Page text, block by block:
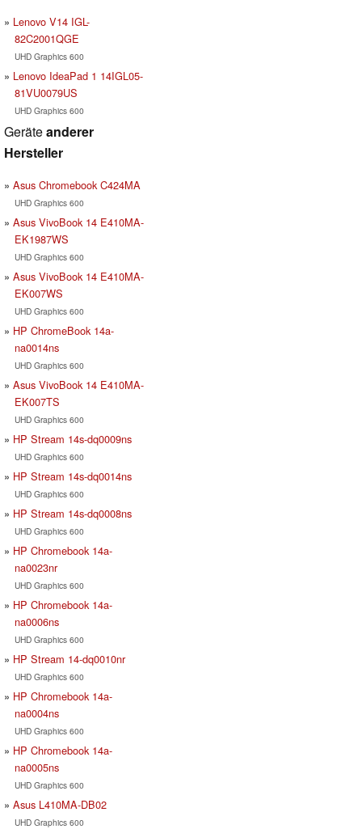
Lenovo V14 IGL-
82C2001QGE
UHD Graphics 600
Lenovo IdeaPad 1 14IGL05-
81VU0079US
UHD Graphics 600
Geräteanderer
Hersteller
Asus Chromebook C424MA
UHD Graphics 600
Asus VivoBook 14 E410MA-
EK1987WS
UHD Graphics 600
Asus VivoBook 14 E410MA-
EK007WS
UHD Graphics 600
HP ChromeBook 14a-
na0014ns
UHD Graphics 600
Asus VivoBook 14 E410MA-
EK007TS
UHD Graphics 600
HP Stream 14s-dq0009ns
UHD Graphics 600
HP Stream 14s-dq0014ns
UHD Graphics 600
HP Stream 14s-dq0008ns
UHD Graphics 600
HP Chromebook 14a-
na0023nr
UHD Graphics 600
HP Chromebook 14a-
na0006ns
UHD Graphics 600
HP Stream 14-dq0010nr
UHD Graphics 600
HP Chromebook 14a-
na0004ns
UHD Graphics 600
HP Chromebook 14a-
na0005ns
UHD Graphics 600
Asus L410MA-DB02
UHD Graphics 600